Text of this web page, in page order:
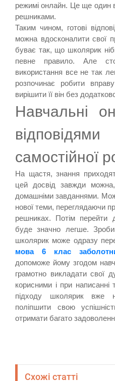
режимі онлайн. Це ще один
решниками.
Таким чином, готові
можна вдосконалити свої
буває так, що школярик
певне правило. Але
використання все не так
розпочинає робити
вирішити її він без
Навчальні
самостійної
На щастя, знання
цей досвід завжди
домашніми завданнями.
нової теми, переглядаючи
решниках. Потім перейти
буде значно легше.
школярик може одразу
мова 6 клас
допоможе йому згодом
грамотно викладати свої
корисними і при написанні
підходу школярик вже
поліпшити свою
отримати багато
Схожі статті